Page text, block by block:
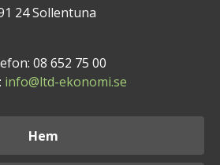
24 Sollentuna
08 652 75 00
info@ltd-ekonomi.se
Hem